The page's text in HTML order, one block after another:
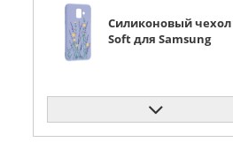
Силиконовый чехол
Soft для Samsung
Силиконовый чехол
Clear для Samsung
Galaxy A6 2018
бантики